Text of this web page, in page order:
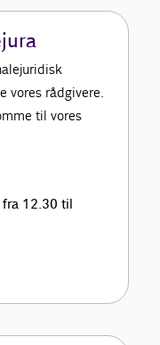
vores rådgivere.
til vores
fra 12.30 til